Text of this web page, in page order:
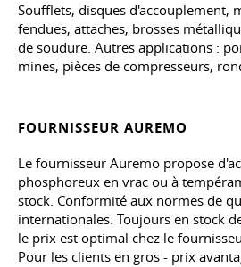
Soufflets, disques d'accouplement,
fendues, attaches, brosses
de soudure. Autres applications :
mines, pièces de compresseurs,
FOURNISSEUR AUREMO
Le fournisseur Auremo propose
phosphoreux en vrac ou à
stock. Conformité aux normes de
internationales. Toujours en stock
le prix est optimal chez le
Pour les clients en gros - prix